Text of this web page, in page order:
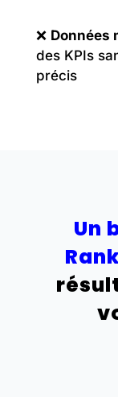
❌ Données
des KPIs
précis
Un